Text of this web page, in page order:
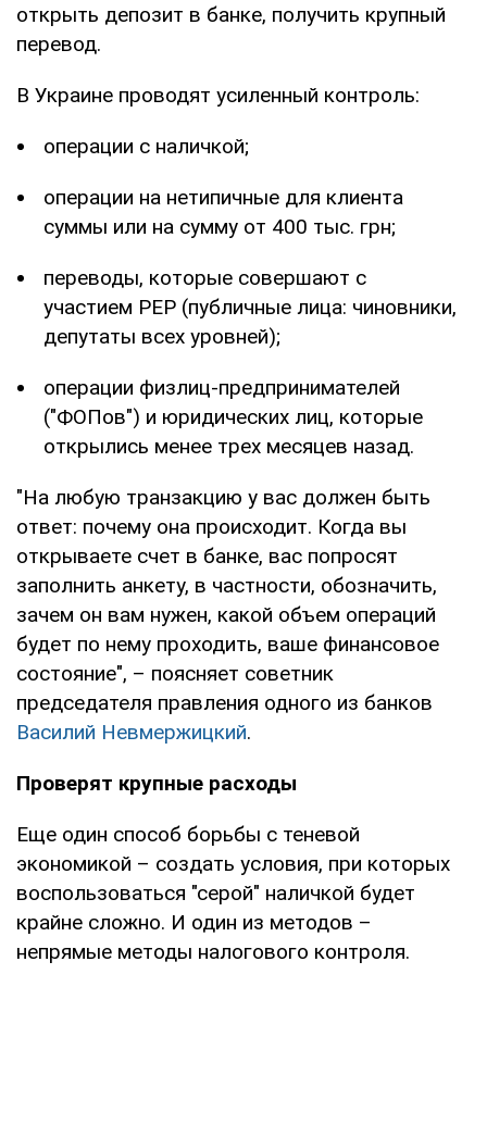
открыть депозит в банке, получить крупный
перевод.
В Украине проводят усиленный контроль:
операции с наличкой;
операции на нетипичные для клиента
суммы или на сумму от 400 тыс. грн;
переводы, которые совершают с
участием PEP (публичные лица: чиновники,
депутаты всех уровней);
операции физлиц-предпринимателей
("ФОПов") и юридических лиц, которые
открылись менее трех месяцев назад.
"На любую транзакцию у вас должен быть
ответ: почему она происходит. Когда вы
открываете счет в банке, вас попросят
заполнить анкету, в частности, обозначить,
зачем он вам нужен, какой объем операций
будет по нему проходить, ваше финансовое
состояние", – поясняет советник
председателя правления одного из банков
Василий Невмержицкий.
Проверят крупные расходы
Еще один способ борьбы с теневой
экономикой – создать условия, при которых
воспользоваться "серой" наличкой будет
крайне сложно. И один из методов –
непрямые методы налогового контроля.